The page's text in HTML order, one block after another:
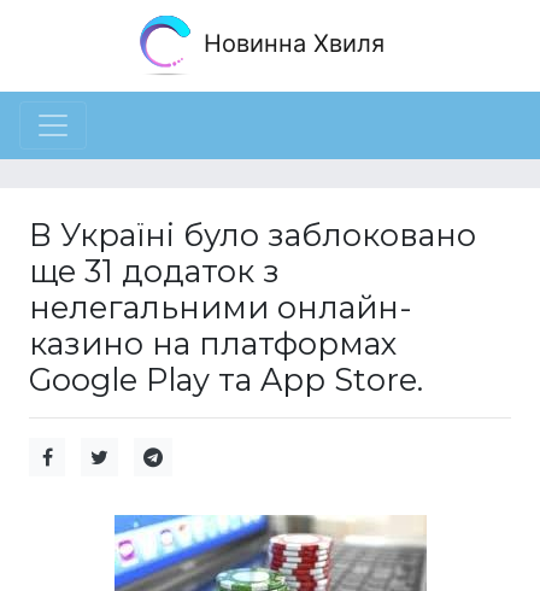
Новинна Хвиля
В Україні було заблоковано
ще 31 додаток з
нелегальними онлайн-
казино на платформах
Google Play та App Store.